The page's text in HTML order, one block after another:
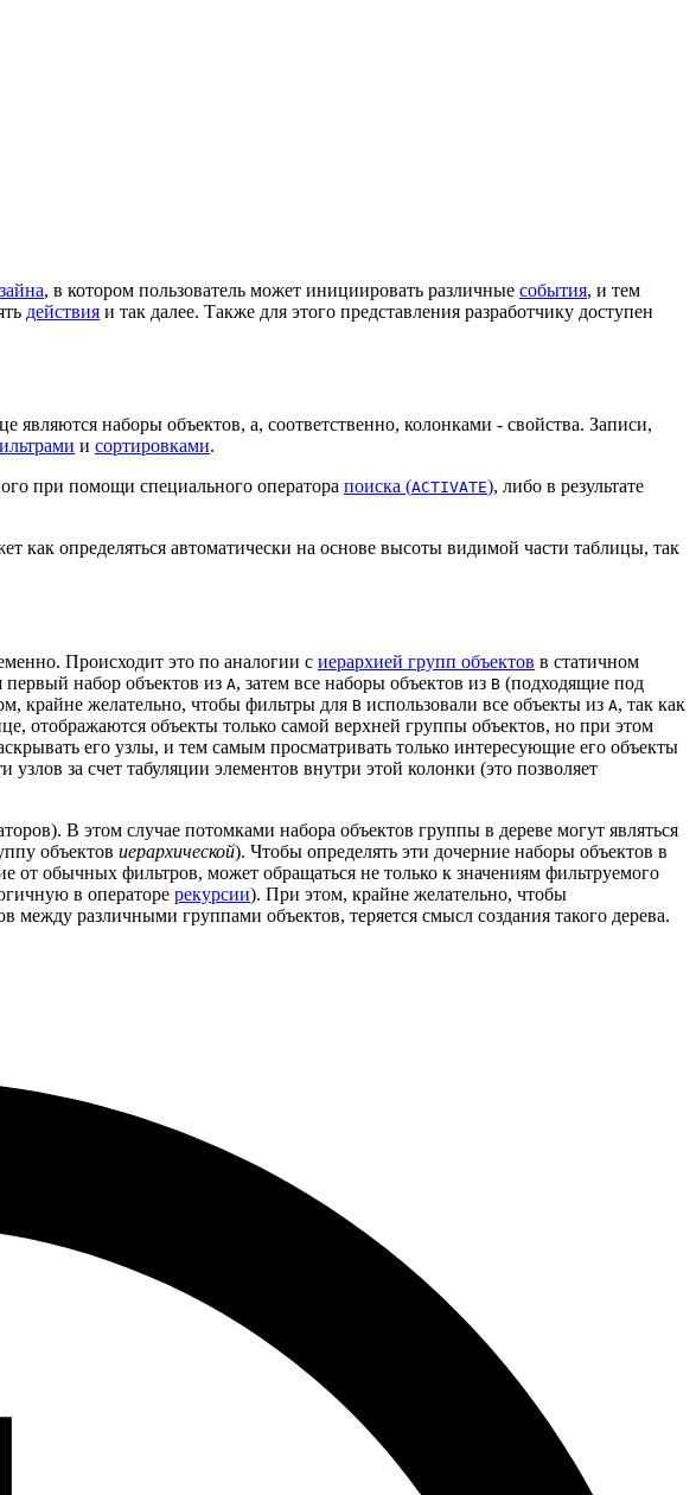
, в котором пользователь может инициировать различные события, и тем
действия и так далее. Также для этого представления разработчику доступен
наборы объектов, а, соответственно, колонками - свойства. Записи,
и сортировками.
при помощи специального оператора поиска (ACTIVATE), либо в результате
определяться автоматически на основе высоты видимой части таблицы, так
Происходит это по аналогии с иерархией групп объектов в статичном
первый набор объектов из A, затем все наборы объектов из B (подходящие под
крайне желательно, чтобы фильтры для B использовали все объекты из A, так как
отображаются объекты только самой верхней группы объектов, но при этом
его узлы, и тем самым просматривать только интересующие его объекты
за счет табуляции элементов внутри этой колонки (это позволяет
В этом случае потомками набора объектов группы в дереве могут являться
объектов иерархической). Чтобы определять эти дочерние наборы объектов в
от обычных фильтров, может обращаться не только к значениям фильтруемого
в операторе рекурсии). При этом, крайне желательно, чтобы
между различными группами объектов, теряется смысл создания такого дерева.